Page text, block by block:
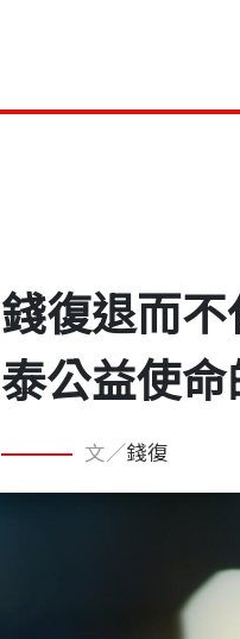
錢復退而
泰公益使命
文／錢復